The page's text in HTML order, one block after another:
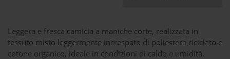
Leggera e fresca camicia a maniche corte, realizzata in
tessuto misto leggermente increspato di poliestere riciclato e
cotone organico, ideale in condizioni di caldo e umidità.